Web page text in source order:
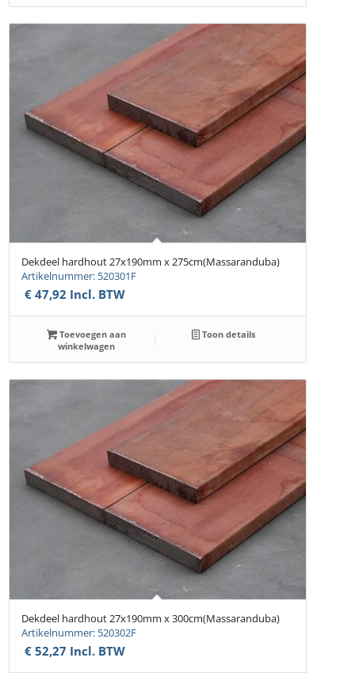
Dekdeel hardhout 27x190mm x 275cm(Massaranduba)
Artikelnummer: 520301F
€ 47,92 Incl. BTW
Toevoegen aan
winkelwagen
Toon details
Dekdeel hardhout 27x190mm x 300cm(Massaranduba)
Artikelnummer: 520302F
€ 52,27 Incl. BTW